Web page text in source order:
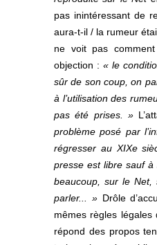
pas inintéressant de
aura-t-il / la rumeur
ne voit pas
objection : « le
sûr de son coup, on
à l’utilisation des
pas été prises. »
problème posé par
régresser au XIXe
presse est libre sauf à
beaucoup, sur le Net,
parler... » Drôle
mêmes règles
répond des propos